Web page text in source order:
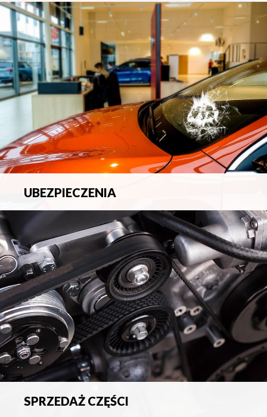
Kompleksowa obsługa wszelkich napraw
blacharsko-lakierniczych.
UBEZPIECZENIA
Pełna ochrona ubezpieczeniowa w zakresie wszelkich
SPRZEDAŻ CZĘŚCI